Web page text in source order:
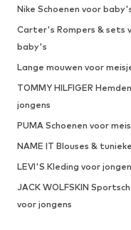
Nike Schoenen voor
Carter's Rompers & sets
baby's
Lange mouwen voor
TOMMY HILFIGER
jongens
PUMA Schoenen voor
NAME IT Blouses &
LEVI'S Kleding voor
JACK WOLFSKIN
voor jongens